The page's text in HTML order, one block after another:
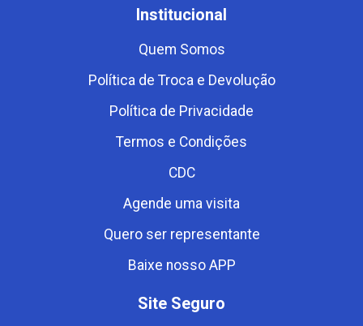
Institucional
Quem Somos
Política de Troca e Devolução
Política de Privacidade
Termos e Condições
CDC
Agende uma visita
Quero ser representante
Baixe nosso APP
Site Seguro